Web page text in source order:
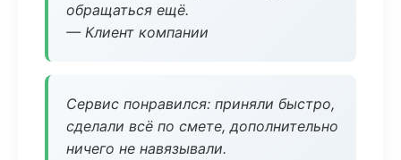
обращаться ещё.
— Клиент компании
Сервис понравился: приняли быстро,
сделали всё по смете, дополнительно
ничего не навязывали.